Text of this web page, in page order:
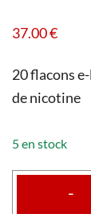
37.00€
20 flacons
de nicotine
5 en stock
-